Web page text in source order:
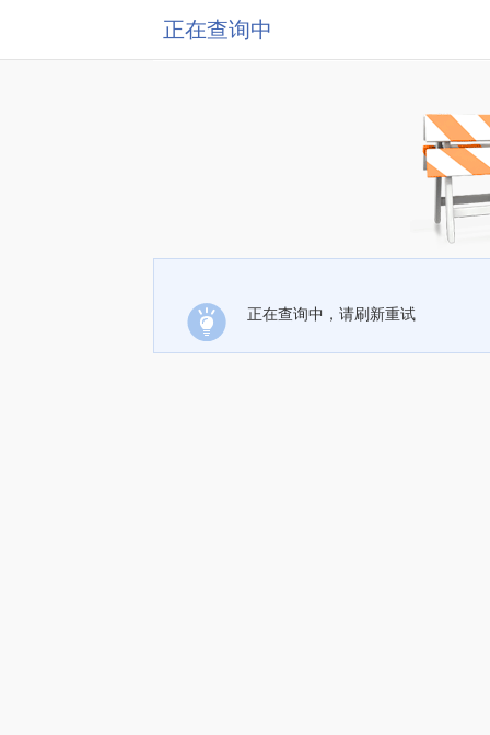
正在查询中
正在查询中，请刷新重试